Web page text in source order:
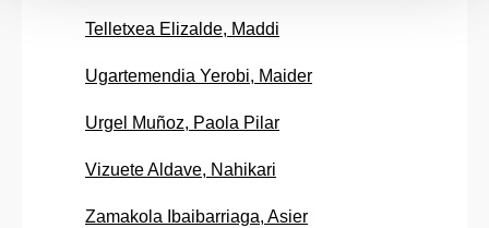
Telletxea Elizalde, Maddi
Ugartemendia Yerobi, Maider
Urgel Muñoz, Paola Pilar
Vizuete Aldave, Nahikari
Zamakola Ibaibarriaga, Asier